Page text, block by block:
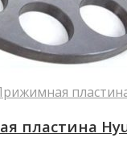
пластина